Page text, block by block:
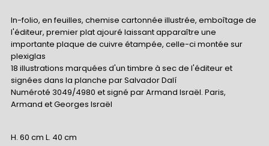
In-folio, en feuilles, chemise cartonnée illustrée, emboîtage de
l'éditeur, premier plat ajouré laissant apparaître une
importante plaque de cuivre étampée, celle-ci montée sur
plexiglas
18 illustrations marquées d'un timbre à sec de l'éditeur et
signées dans la planche par Salvador Dalí
Numéroté 3049/4980 et signé par Armand Israël. Paris,
Armand et Georges Israël
H. 60 cm L. 40 cm